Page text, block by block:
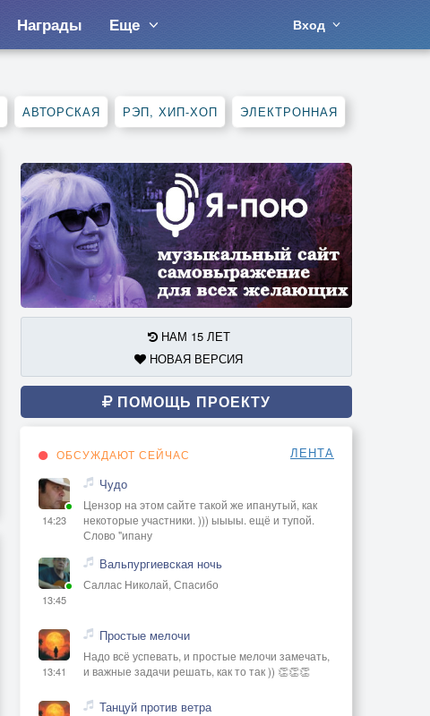
Награды Еще Вход
АВТОРСКАЯ РЭП, ХИП-ХОП ЭЛЕКТРОННАЯ
НАМ 15 ЛЕТ
НОВАЯ ВЕРСИЯ
ПОМОЩЬ ПРОЕКТУ
ОБСУЖДАЮТ СЕЙЧАС ЛЕНТА
14:23
Чудо
Цензор на этом сайте такой же ипанутый, как
некоторые участники. ))) ыыыы. ещё и тупой.
Слово "ипану
13:45
Вальпургиевская ночь
Саллас Николай, Спасибо
13:41
Простые мелочи
Надо всё успевать, и простые мелочи замечать,
и важные задачи решать, как то так )) 👏👏👏
Танцуй против ветра